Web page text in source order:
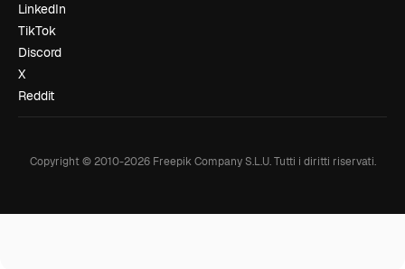
LinkedIn
TikTok
Discord
X
Reddit
Copyright © 2010-2026Freepik Company S.L.U. Tutti i diritti riservati.